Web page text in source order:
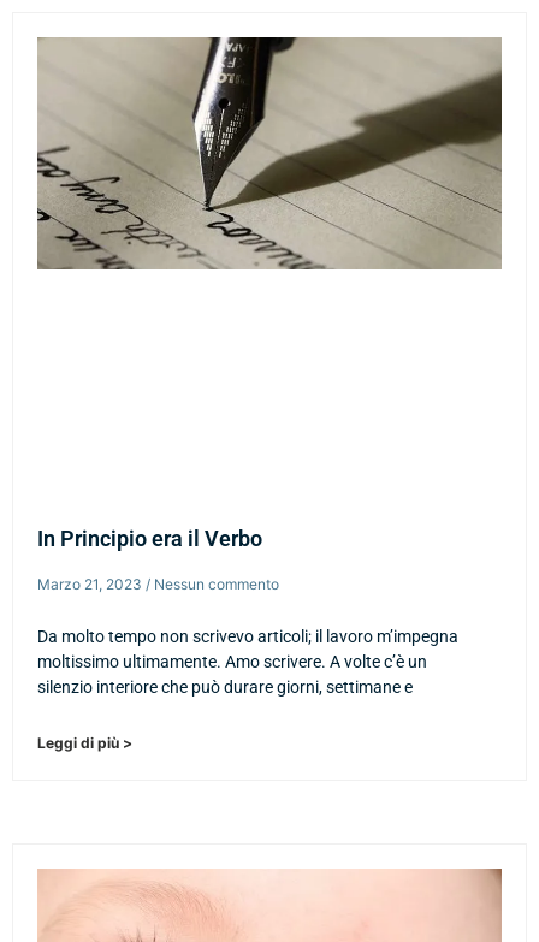
In Principio era il Verbo
Marzo 21, 2023 Nessun commento
Da molto tempo non scrivevo articoli; il lavoro m’impegna
moltissimo ultimamente. Amo scrivere. A volte c’è un
silenzio interiore che può durare giorni, settimane e
Leggi di più >